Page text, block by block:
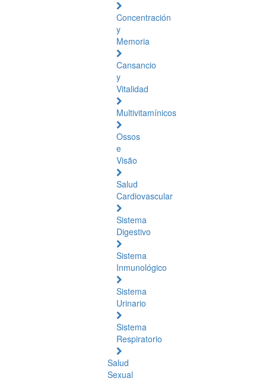
Concentración
y
Memoria
Cansancio
y
Vitalidad
Multivitamínicos
Ossos
e
Visão
Salud
Cardiovascular
Sistema
Digestivo
Sistema
Inmunológico
Sistema
Urinario
Sistema
Respiratorio
Salud
Sexual